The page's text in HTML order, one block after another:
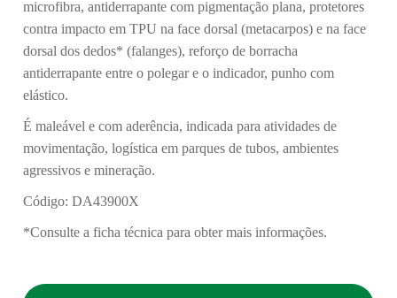
microfibra, antiderrapante com pigmentação plana, protetores
contra impacto em TPU na face dorsal (metacarpos) e na face
dorsal dos dedos* (falanges), reforço de borracha
antiderrapante entre o polegar e o indicador, punho com
elástico.
É maleável e com aderência, indicada para atividades de
movimentação, logística em parques de tubos, ambientes
agressivos e mineração.
Código: DA43900X
*Consulte a ficha técnica para obter mais informações.